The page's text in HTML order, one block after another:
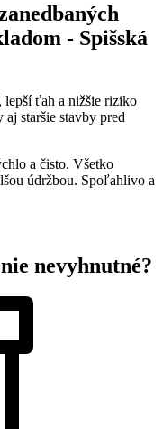
- Spišská
lepší ťah a nižšie riziko
staršie stavby pred
a čisto. Všetko
údržbou. Spoľahlivo a
nevyhnutné?